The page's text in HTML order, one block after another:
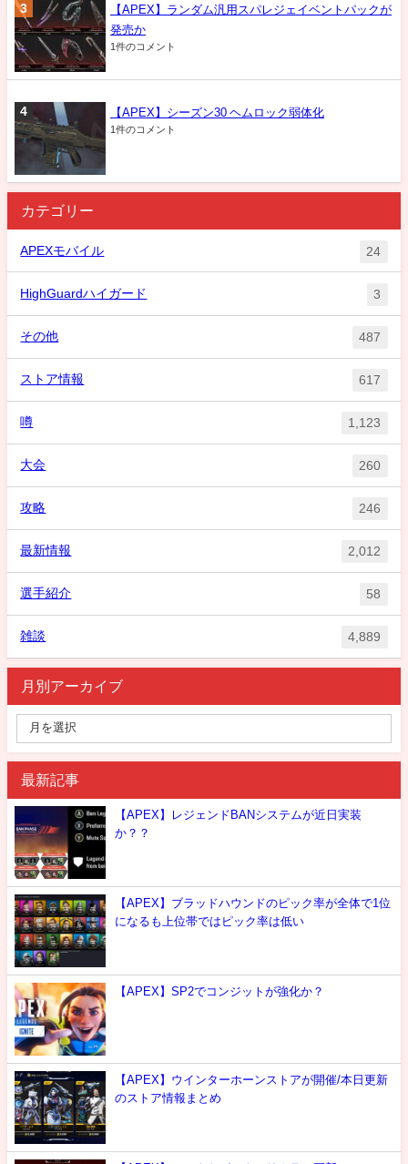
【APEX】ランダム汎用スパレジェイベントパックが
発売か
1件のコメント
【APEX】シーズン30 ヘムロック弱体化
1件のコメント
カテゴリー
APEXモバイル 24
HighGuardハイガード 3
その他 487
ストア情報 617
噂 1,123
大会 260
攻略 246
最新情報 2,012
選手紹介 58
雑談 4,889
月別アーカイブ
最新記事
【APEX】レジェンドBANシステムが近日実装
か？？
【APEX】ブラッドハウンドのピック率が全体で1位
になるも上位帯ではピック率は低い
【APEX】SP2でコンジットが強化か？
【APEX】ウインターホーンストアが開催/本日更新
のストア情報まとめ